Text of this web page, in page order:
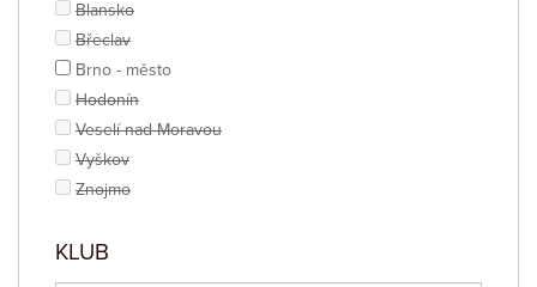
Blansko
Břeclav
Brno - město
Hodonín
Veselí nad Moravou
Vyškov
Znojmo
KLUB